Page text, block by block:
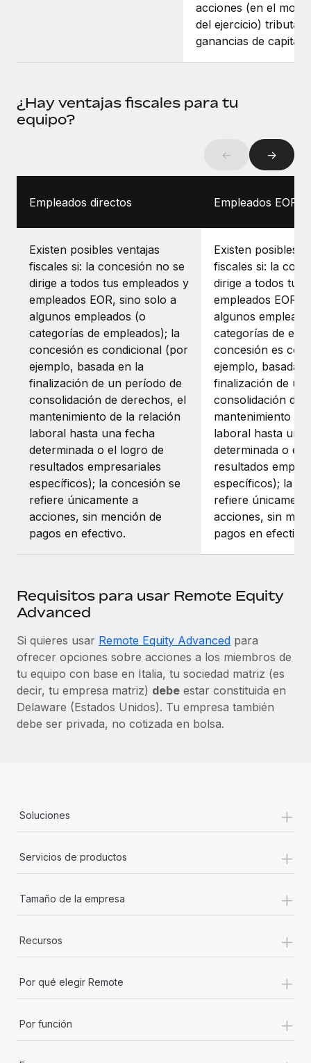
acciones (en el
del ejercicio) tributa
ganancias de capital.
¿Hay ventajas fiscales para tu
equipo?
← →
Empleados directos Empleados EOR
Existen posibles ventajas
fiscales si: la concesión no se
dirige a todos tus empleados y
empleados EOR, sino solo a
algunos empleados (o
categorías de empleados); la
concesión es condicional (por
ejemplo, basada en la
finalización de un período de
consolidación de derechos, el
mantenimiento de la relación
laboral hasta una fecha
determinada o el logro de
resultados empresariales
específicos); la concesión se
refiere únicamente a
acciones, sin mención de
pagos en efectivo.
Existen posibles
fiscales si: la
dirige a todos tus
empleados EOR,
algunos
categorías de
concesión es
ejemplo, basada
finalización de un
consolidación de
mantenimiento
laboral hasta una
determinada o el
resultados
específicos); la
refiere
acciones, sin
pagos en efectivo.
Requisitos para usar Remote Equity
Advanced
Si quieres usar Remote Equity Advanced para
ofrecer opciones sobre acciones a los miembros de
tu equipo con base en Italia, tu sociedad matriz (es
decir, tu empresa matriz) debe estar constituida en
Delaware (Estados Unidos). Tu empresa también
debe ser privada, no cotizada en bolsa.
Soluciones +
Servicios de productos +
Tamaño de la empresa +
Recursos +
Por qué elegir Remote +
Por función +